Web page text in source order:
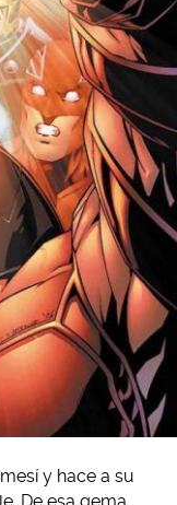
y hace a su
De esa gema